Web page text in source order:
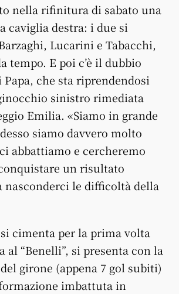
nella rifinitura di sabato una
caviglia destra: i due si
Lucarini e Tabacchi,
tempo. E poi c’è il dubbio
Papa, che sta riprendendosi
sinistro rimediata
Emilia. «Siamo in grande
siamo davvero molto
abbattiamo e cercheremo
un risultato
nasconderci le difficoltà della
cimenta per la prima volta
al “Benelli”, si presenta con la
girone (appena 7 gol subiti)
imbattuta in